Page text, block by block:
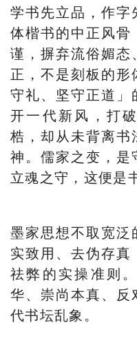
学书先立品，作
体楷书的中正风
谨，摒弃流俗媚
正，不是刻板的
守礼、坚守正道
开一代新风，打
梏，却从未背离
神。儒家之变，
立魂之守，这便是
墨家思想不取宽
实致用、去伪存
祛弊的实操准则
华、崇尚本真、反
代书坛乱象。